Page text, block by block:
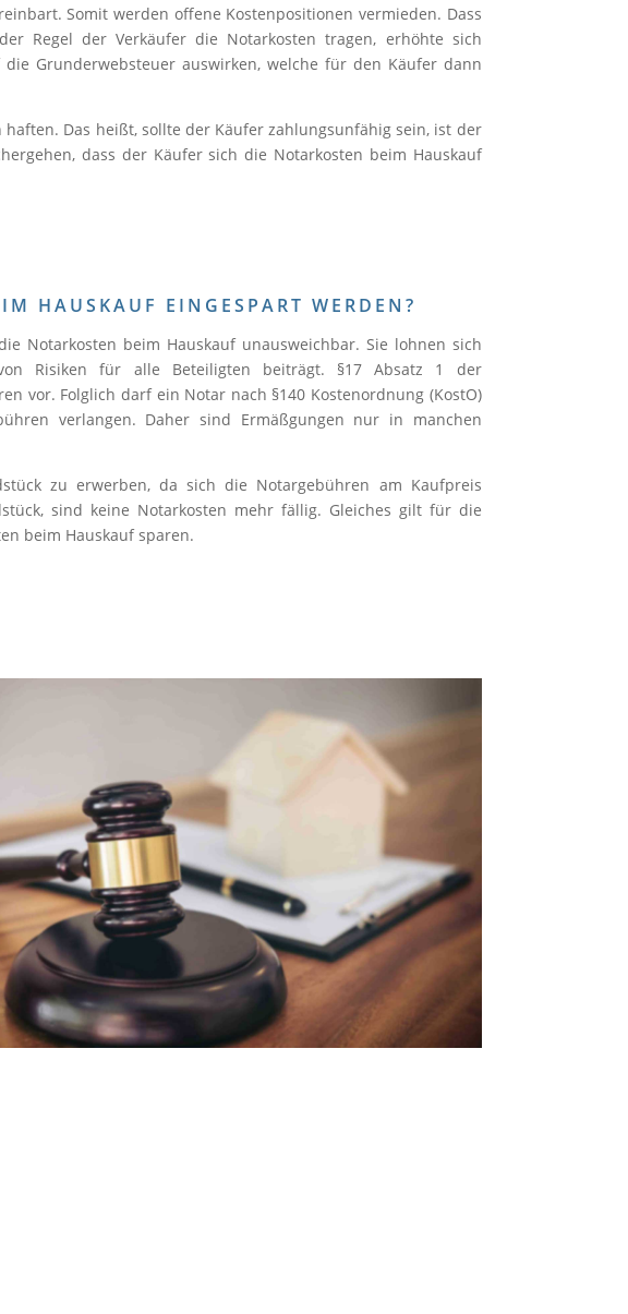
Somit werden offene Kostenpositionen vermieden. Dass
Regel der Verkäufer die Notarkosten tragen, erhöhte sich
Grunderwebsteuer auswirken, welche für den Käufer dann
Das heißt, sollte der Käufer zahlungsunfähig sein, ist der
dass der Käufer sich die Notarkosten beim Hauskauf
HAUSKAUF EINGESPART WERDEN?
Notarkosten beim Hauskauf unausweichbar. Sie lohnen sich
Risiken für alle Beteiligten beiträgt. §17 Absatz 1 der
vor. Folglich darf ein Notar nach §140 Kostenordnung (KostO)
verlangen. Daher sind Ermäßgungen nur in manchen
zu erwerben, da sich die Notargebühren am Kaufpreis
sind keine Notarkosten mehr fällig. Gleiches gilt für die
beim Hauskauf sparen.